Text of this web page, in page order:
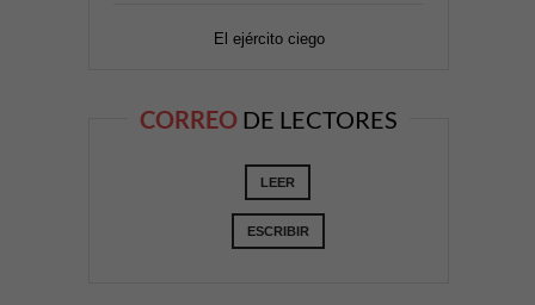
El ejército ciego
CORREO DE LECTORES
LEER
ESCRIBIR